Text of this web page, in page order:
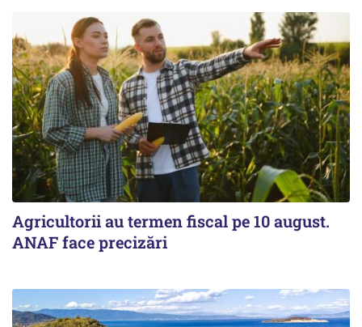
Agricultorii au termen fiscal pe 10 august.
ANAF face precizări